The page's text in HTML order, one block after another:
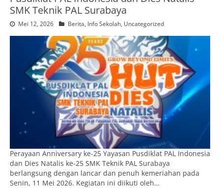
SMK Teknik PAL Surabaya
Mei 12, 2026 Berita, Info Sekolah, Uncategorized
Perayaan Anniversary ke-25 Yayasan Pusdiklat PAL Indonesia
dan Dies Natalis ke-25 SMK Teknik PAL Surabaya
berlangsung dengan lancar dan penuh kemeriahan pada
Senin, 11 Mei 2026. Kegiatan ini diikuti oleh…